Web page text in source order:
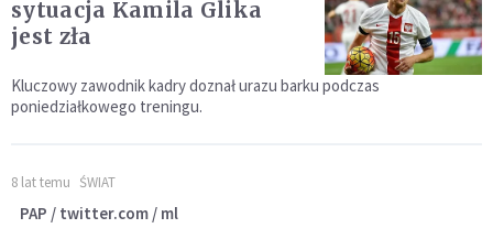
sytuacja Kamila Glika
jest zła
Kluczowy zawodnik kadry doznał urazu barku podczas
poniedziałkowego treningu.
8 lat temu ŚWIAT
PAP / twitter.com / ml